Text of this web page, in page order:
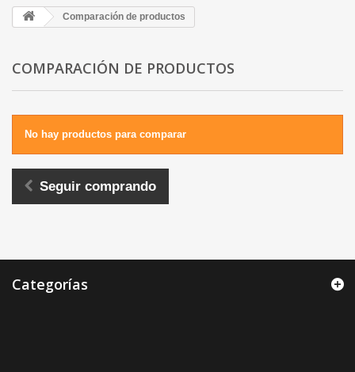
Comparación de productos
COMPARACIÓN DE PRODUCTOS
No hay productos para comparar
Seguir comprando
Categorías